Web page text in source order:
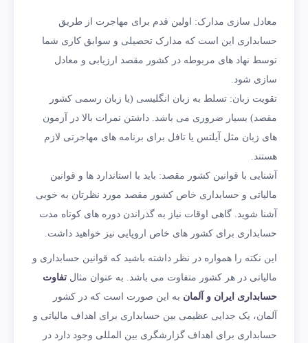
معادل سازی مدارک: اولین قدم برای مهاجرت از طریق
حسابداری این است که مدارک تحصیلی و سوابق کاری شما
توسط نهاد های مربوطه در کشور مقصد ارزیابی و معادل
سازی شود.
تقویت زبان: تسلط به زبان انگلیسی (یا زبان رسمی کشور
مقصد) بسیار ضروری می باشد. داشتن نمرات بالا در آزمون
های زبان مثل آیلتس یا تافل برای برنامه های مهاجرتی لازم
هستند.
آشنایی با قوانین کشور مقصد: باید با استاندارد ها و قوانین
مالیاتی و حسابداری خاص کشور مقصد مورد نظرتان به خوبی
آشنا شوید. گاهی اوقات نیاز به گذراندن دوره های کوتاه مدت
حسابداری برای کشور های خاص اروپایی نیز خواهید داشت.
این نکته را همواره در نظر داشته باشید که قوانین حسابداری و
مالیاتی در هر کشور متفاوت می باشد. به عنوان مثال تفاوت
حسابداری ایران و آلمان به این صورت است که در کشور
آلمان، یک جدایی عظیمی بین حسابداری برای اهداف مالیاتی و
حسابداری برای اهداف گزارشگری بین المللی وجود دارد در